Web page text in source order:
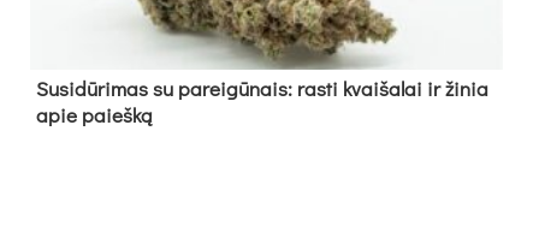
Su­si­dū­ri­mas su pa­rei­gū­nais: ras­ti kvai­ša­lai ir ži­nia
apie paieš­ką